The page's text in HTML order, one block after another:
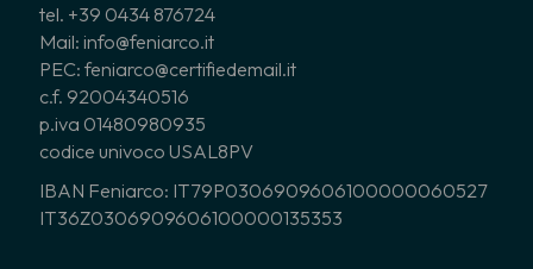
tel. +39 0434 876724
Mail: info@feniarco.it
PEC: feniarco@certifiedemail.it
c.f. 92004340516
p.iva 01480980935
codice univoco USAL8PV
IBAN Feniarco: IT79P0306909606100000060527
IT36Z0306909606100000135353